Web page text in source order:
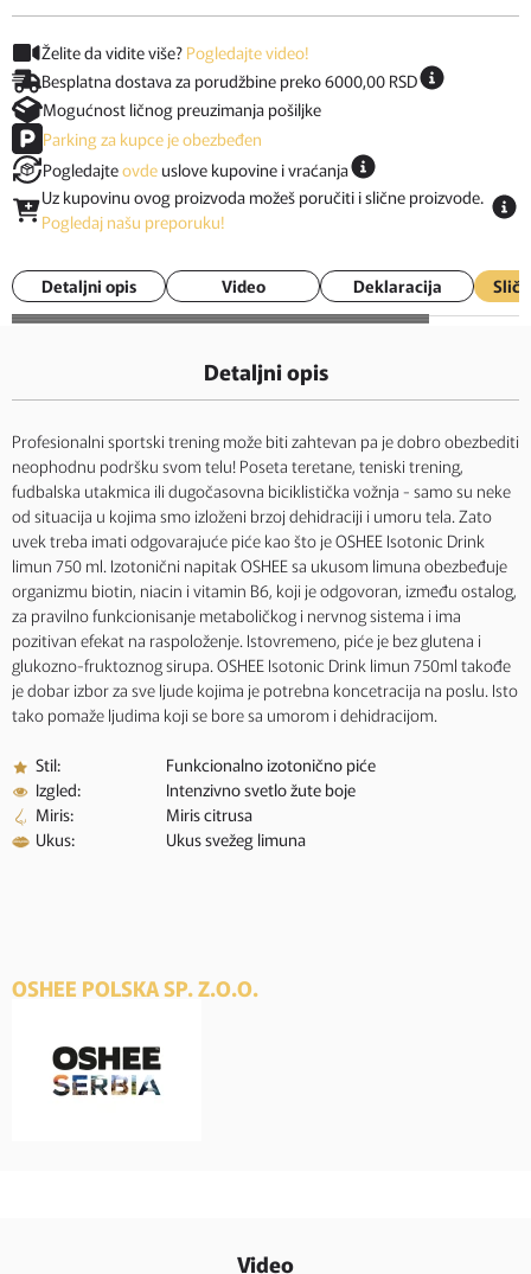
Želite da vidite više? Pogledajte video!
Besplatna dostava za porudžbine preko 6000,00 RSD
Mogućnost ličnog preuzimanja pošiljke
Parking za kupce je obezbeđen
Pogledajteovde uslove kupovine i vraćanja
Uz kupovinu ovog proizvoda možeš poručiti i slične proizvode.
Pogledaj našu preporuku!
Detaljni opis Video Deklaracija
Detaljni opis
Profesionalni sportski trening može biti zahtevan pa je dobro obezbediti
neophodnu podršku svom telu! Poseta teretane, teniski trening,
fudbalska utakmica ili dugočasovna biciklistička vožnja - samo su neke
od situacija u kojima smo izloženi brzoj dehidraciji i umoru tela. Zato
uvek treba imati odgovarajuće piće kao što je OSHEE Isotonic Drink
limun 750 ml. Izotonični napitak OSHEE sa ukusom limuna obezbeđuje
organizmu biotin, niacin i vitamin B6, koji je odgovoran, između ostalog,
za pravilno funkcionisanje metaboličkog i nervnog sistema i ima
pozitivan efekat na raspoloženje. Istovremeno, piće je bez glutena i
glukozno-fruktoznog sirupa. OSHEE Isotonic Drink limun 750ml takođe
je dobar izbor za sve ljude kojima je potrebna koncetracija na poslu. Isto
tako pomaže ljudima koji se bore sa umorom i dehidracijom.
Stil:
Funkcionalno izotonično piće
Izgled:
Intenzivno svetlo žute boje
Miris:
Miris citrusa
Ukus:
Ukus svežeg limuna
OSHEE POLSKA SP. Z.O.O.
Video